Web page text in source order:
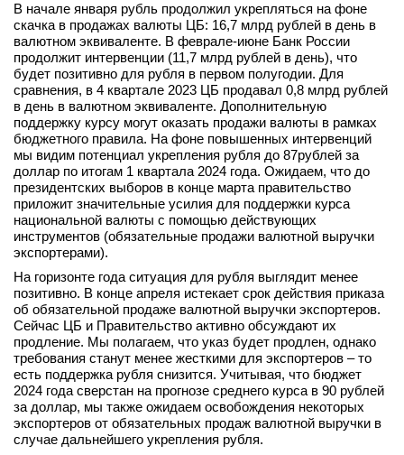
В начале января рубль продолжил укрепляться на фоне
скачка в продажах валюты ЦБ: 16,7 млрд рублей в день в
валютном эквиваленте. В феврале-июне Банк России
продолжит интервенции (11,7 млрд рублей в день), что
будет позитивно для рубля в первом полугодии. Для
сравнения, в 4 квартале 2023 ЦБ продавал 0,8 млрд рублей
в день в валютном эквиваленте. Дополнительную
поддержку курсу могут оказать продажи валюты в рамках
бюджетного правила. На фоне повышенных интервенций
мы видим потенциал укрепления рубля до 87рублей за
доллар по итогам 1 квартала 2024 года. Ожидаем, что до
президентских выборов в конце марта правительство
приложит значительные усилия для поддержки курса
национальной валюты с помощью действующих
инструментов (обязательные продажи валютной выручки
экспортерами).
На горизонте года ситуация для рубля выглядит менее
позитивно. В конце апреля истекает срок действия приказа
об обязательной продаже валютной выручки экспортеров.
Сейчас ЦБ и Правительство активно обсуждают их
продление. Мы полагаем, что указ будет продлен, однако
требования станут менее жесткими для экспортеров – то
есть поддержка рубля снизится. Учитывая, что бюджет
2024 года сверстан на прогнозе среднего курса в 90 рублей
за доллар, мы также ожидаем освобождения некоторых
экспортеров от обязательных продаж валютной выручки в
случае дальнейшего укрепления рубля.